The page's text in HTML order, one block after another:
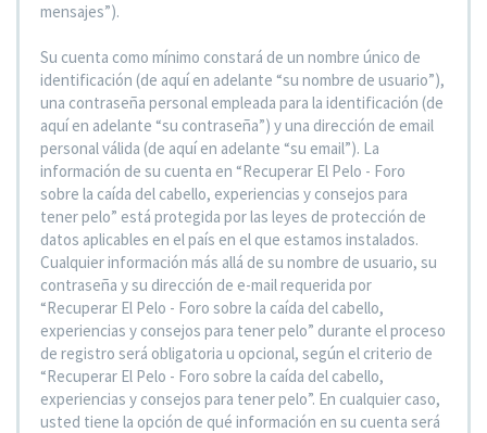
mensajes”).
Su cuenta como mínimo constará de un nombre único de
identificación (de aquí en adelante “su nombre de usuario”),
una contraseña personal empleada para la identificación (de
aquí en adelante “su contraseña”) y una dirección de email
personal válida (de aquí en adelante “su email”). La
información de su cuenta en “Recuperar El Pelo - Foro
sobre la caída del cabello, experiencias y consejos para
tener pelo” está protegida por las leyes de protección de
datos aplicables en el país en el que estamos instalados.
Cualquier información más allá de su nombre de usuario, su
contraseña y su dirección de e-mail requerida por
“Recuperar El Pelo - Foro sobre la caída del cabello,
experiencias y consejos para tener pelo” durante el proceso
de registro será obligatoria u opcional, según el criterio de
“Recuperar El Pelo - Foro sobre la caída del cabello,
experiencias y consejos para tener pelo”. En cualquier caso,
usted tiene la opción de qué información en su cuenta será